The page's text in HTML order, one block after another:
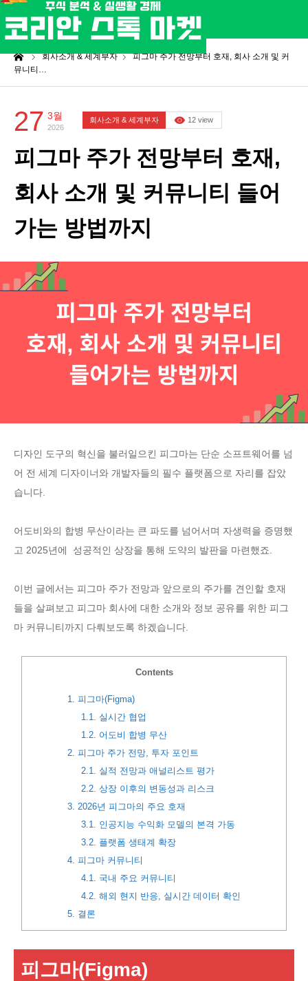
회사소개 & 세계부자
피그마 주가 전망부터 호재, 회사 소개 및 커
뮤니티…
27 3월
2026
회사소개 & 세계부자 12 view
피그마 주가 전망부터 호재,
회사 소개 및 커뮤니티 들어
가는 방법까지
디자인 도구의 혁신을 불러일으킨 피그마는 단순 소프트웨어를 넘
어 전 세계 디자이너와 개발자들의 필수 플랫폼으로 자리를 잡았
습니다.
어도비와의 합병 무산이라는 큰 파도를 넘어서며 자생력을 증명했
고 2025년에 성공적인 상장을 통해 도약의 발판을 마련했죠.
이번 글에서는 피그마 주가 전망과 앞으로의 주가를 견인할 호재
들을 살펴보고 피그마 회사에 대한 소개와 정보 공유를 위한 피그
마 커뮤니티까지 다뤄보도록 하겠습니다.
Contents
1. 피그마(Figma)
1.1. 실시간 협업
1.2. 어도비 합병 무산
2. 피그마 주가 전망, 투자 포인트
2.1. 실적 전망과 애널리스트 평가
2.2. 상장 이후의 변동성과 리스크
3. 2026년 피그마의 주요 호재
3.1. 인공지능 수익화 모델의 본격 가동
3.2. 플랫폼 생태계 확장
4. 피그마 커뮤니티
4.1. 국내 주요 커뮤니티
4.2. 해외 현지 반응, 실시간 데이터 확인
5. 결론
피그마(Figma)